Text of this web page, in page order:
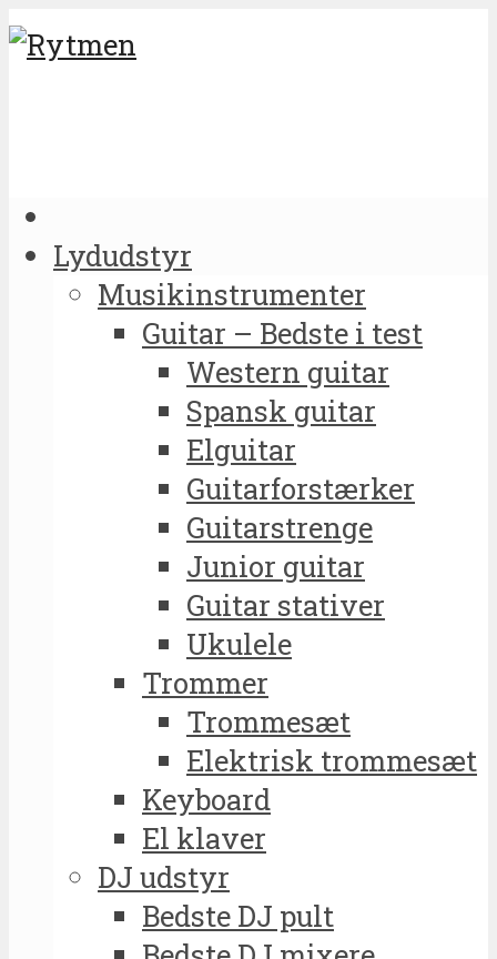
Lydudstyr
Musikinstrumenter
Guitar – Bedste i test
Western guitar
Spansk guitar
Elguitar
Guitarforstærker
Guitarstrenge
Junior guitar
Guitar stativer
Ukulele
Trommer
Trommesæt
Elektrisk trommesæt
Keyboard
El klaver
DJ udstyr
Bedste DJ pult